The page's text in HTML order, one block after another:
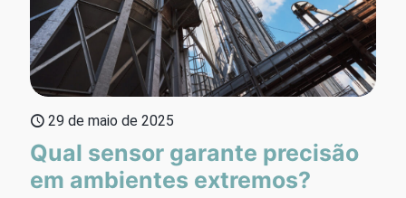
29 de maio de 2025
Qual sensor garante precisão
em ambientes extremos?